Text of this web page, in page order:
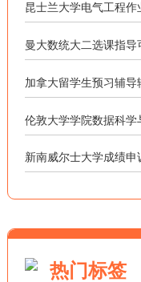
昆士兰大学电气工程作
曼大数统大二选课指导
加拿大留学生预习辅导
伦敦大学学院数据科学
新南威尔士大学成绩申
热门标签